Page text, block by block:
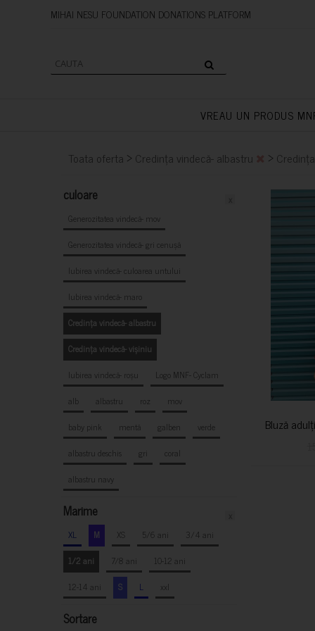
MIHAI NESU FOUNDATION
VREAU UN PRODUS
Toata oferta > Credința vindecă- albastru >
culoare
Generozitatea vindecă- mov
Generozitatea vindecă- gri cenușă
Iubirea vindecă- culoarea untului
Iubirea vindecă- maro
Credința vindecă- albastru
Credința vindecă- vișiniu
Iubirea vindecă- roșu
Logo MNF- Cyclam
alb
albastru roz
mov
baby pink
mentă galben
verde
albastru deschis
gri
coral
albastru navy
Marime
XL M XS 5/6 ani
3/4 ani
1/2 ani
7/8 ani
10-12 ani
12-14 ani
S L xxl
Sortare
Bluză